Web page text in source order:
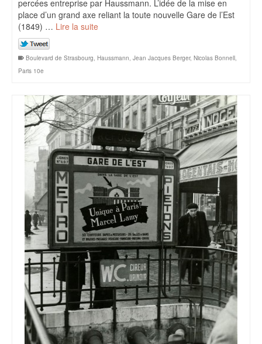
percées entreprise par Haussmann. L’idée de la mise en
place d’un grand axe reliant la toute nouvelle Gare de l’Est
(1849) … Lire la suite
Boulevard de Strasbourg, Haussmann, Jean Jacques Berger, Nicolas Bonnell,
Paris 10e